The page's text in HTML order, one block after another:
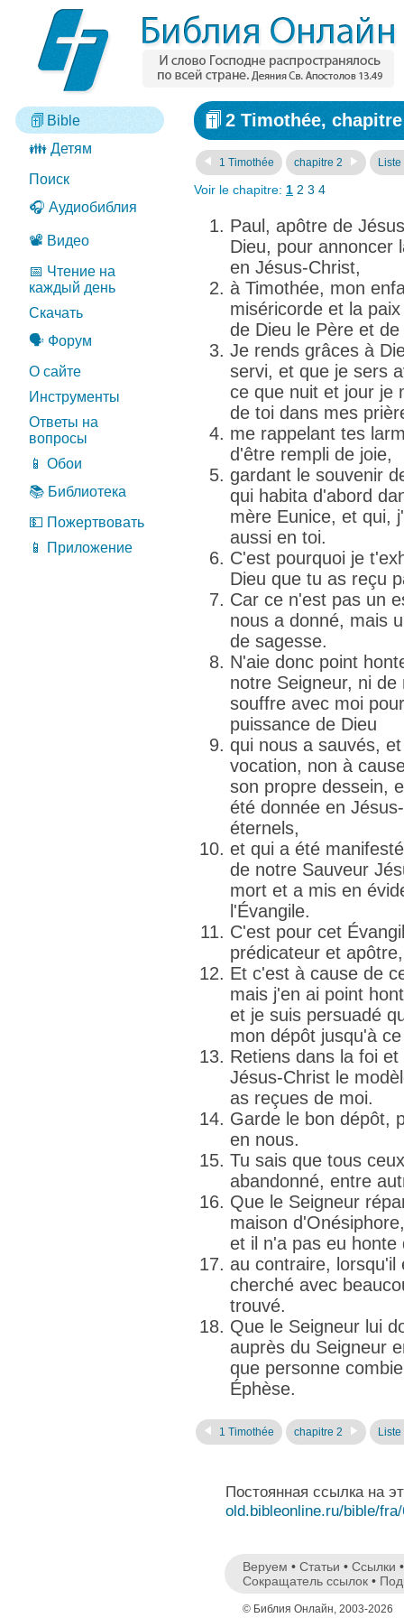
Bible
👪 Детям
Поиск
🎧 Аудиобиблия
📽️ Видео
📅 Чтение на
каждый день
Скачать
🗣️ Форум
О сайте
Инструменты
Ответы на
вопросы
📱 Обои
📚 Библиотека
💵 Пожертвовать
📱 Приложение
2 Timothée,
1 Timothée chapitre 2
Voir le chapitre: 1 2 3 4
Paul, apôtre de
Dieu, pour annoncer
en Jésus-Christ,
à Timothée, mon
miséricorde et la
de Dieu le Père et
Je rends grâces à
servi, et que je sers
ce que nuit et jour je
de toi dans mes
me rappelant tes
d'être rempli de joie,
gardant le souvenir
qui habita d'abord
mère Eunice, et qui,
aussi en toi.
C'est pourquoi je
Dieu que tu as reçu
Car ce n'est pas un
nous a donné, mais
de sagesse.
N'aie donc point
notre Seigneur, ni
souffre avec moi
puissance de Dieu
qui nous a sauvés,
vocation, non à
son propre dessein,
été donnée en
éternels,
et qui a été
de notre Sauveur
mort et a mis en
l'Évangile.
C'est pour cet
prédicateur et
Et c'est à cause de
mais j'en ai point
et je suis persuadé
mon dépôt jusqu'à
Retiens dans la foi
Jésus-Christ le
as reçues de moi.
Garde le bon dépôt,
en nous.
Tu sais que tous
abandonné, entre
Que le Seigneur
maison
et il n'a pas eu
au contraire, lorsqu'il
cherché avec
trouvé.
Que le Seigneur lui
auprès du Seigneur
que personne
Éphèse.
1 Timothée chapitre 2
Постоянная ссылка на
old.bibleonline.ru/bible/
Веруем • Статьи • Ссылки
Сокращатель ссылок •
© Библия Онлайн, 2003-2026